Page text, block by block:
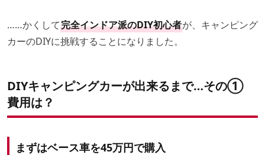
……かくして完全インドア派のDIY初心者が、キャンピング
カーのDIYに挑戦することになりました。
DIYキャンピングカーが出来るまで…その①
費用は？
まずはベース車を45万円で購入